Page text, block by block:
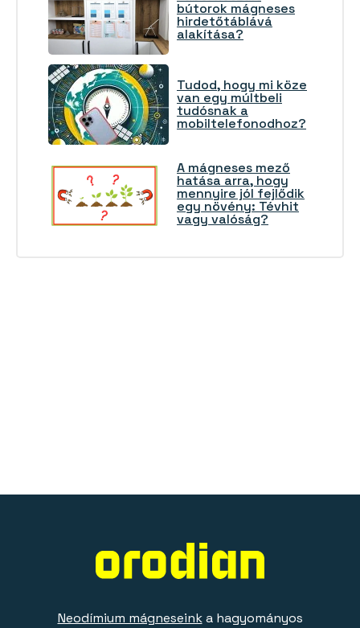
bútorok mágneses
hirdetőtáblává
alakítása?
Tudod, hogy mi köze
van egy múltbeli
tudósnak a
mobiltelefonodhoz?
A mágneses mező
hatása arra, hogy
mennyire jól fejlődik
egy növény: Tévhit
vagy valóság?
Neodímium mágneseinka hagyományos